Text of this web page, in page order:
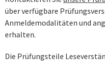
über verfügbare
Anmeldemodalitäten und
erhalten.
Die Prüfungsteile